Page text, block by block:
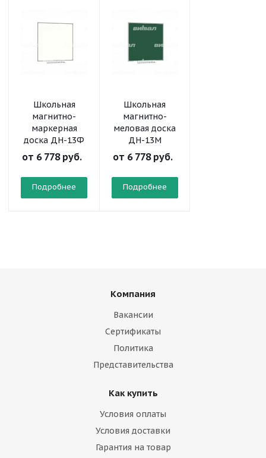
Школьная
магнитно-
маркерная
доска ДН-13Ф
от 6 778 руб.
Подробнее
Школьная
магнитно-
меловая доска
ДН-13М
от 6 778 руб.
Подробнее
Компания
Вакансии
Сертификаты
Политика
Представительства
Как купить
Условия оплаты
Условия доставки
Гарантия на товар